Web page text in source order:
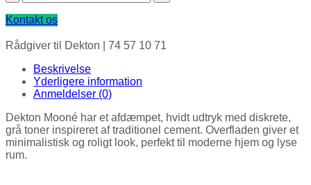
Kontakt os
Rådgiver til Dekton | 74 57 10 71
Beskrivelse
Yderligere information
Anmeldelser (0)
Dekton Mooné har et afdæmpet, hvidt udtryk med diskrete,
grå toner inspireret af traditionel cement. Overfladen giver et
minimalistisk og roligt look, perfekt til moderne hjem og lyse
rum.